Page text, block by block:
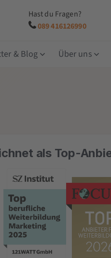
Hast du Fragen?
089 416126990
& Blog Über uns
als Top-